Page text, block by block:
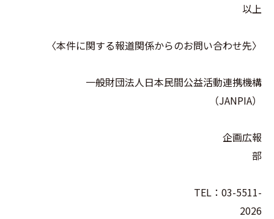
以上
〈本件に関する報道関係からのお問い合わせ先〉
一般財団法人日本民間公益活動連携機構
（JANPIA）
企画広報
部
TEL：03-5511-
2026